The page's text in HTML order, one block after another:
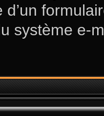
d’un
système e-